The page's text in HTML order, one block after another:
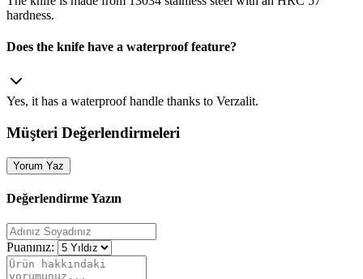
hardness.
Does the knife have a waterproof feature?
Yes, it has a waterproof handle thanks to Verzalit.
Müşteri Değerlendirmeleri
Yorum Yaz
Değerlendirme Yazın
Puanınız: